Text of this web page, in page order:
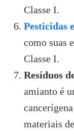
Classe I.
Pesticidas
como suas
Classe I.
Resíduos
amianto é
materiais